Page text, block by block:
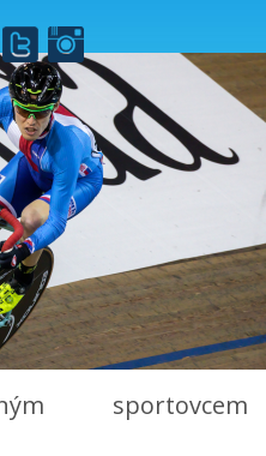
sportovcem